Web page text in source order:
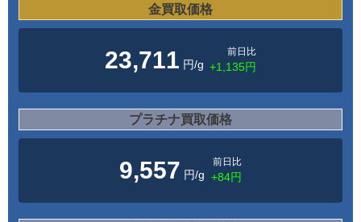
金買取価格
23,711 円/g
前日比
+1,135円
プラチナ買取価格
9,557 円/g
前日比
+84円